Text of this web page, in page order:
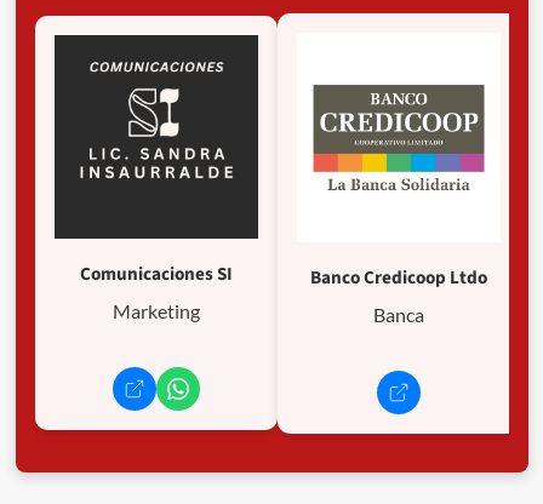
Comunicaciones SI
Marketing
Banco Credicoop Ltdo
Banca